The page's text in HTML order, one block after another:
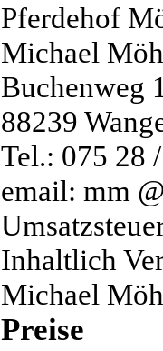
Pferdehof
Michael
Buchenweg
88239
Tel.: 075 28
email: mm
Inhaltlich
Michael
Preise